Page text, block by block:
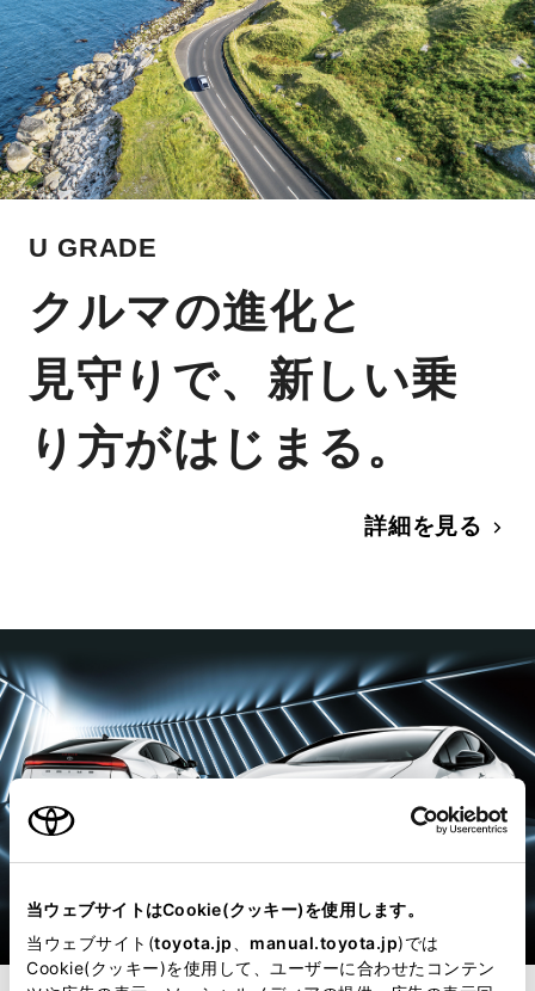
当ウェブサイトはCookie(クッキー)を使用します。
当ウェブサイト(toyota.jp manual.toyota.jp)では
Cookie(クッキー)を使用して、ユーザーに合わせたコンテン
U GRADE
クルマの進化と
見守りで、新しい乗
り方がはじまる。
詳細を見る